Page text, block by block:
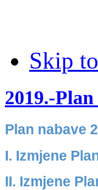
Skip
2019.-
Plan nabave
I. Izmjene
II. Izmjene